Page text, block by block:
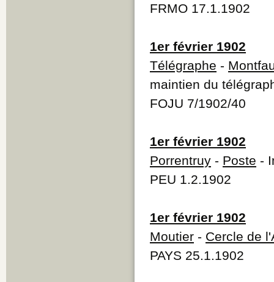
FRMO 17.1.1902
1er février 1902
Télégraphe -
maintien du
FOJU 7/1902/40
1er février 1902
Porrentruy - Poste -
PEU 1.2.1902
1er février 1902
Moutier - Cercle de
PAYS 25.1.1902